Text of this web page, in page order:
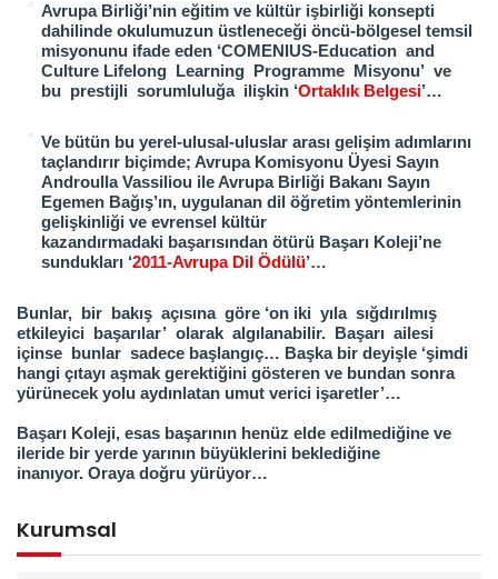
Kurumsal
Avrupa Birliği’nin eğitim ve kültür işbirliği konsepti
dahilinde okulumuzun üstleneceği öncü-bölgesel temsil
misyonunu ifade eden ‘COMENIUS-Education and
Culture Lifelong Learning Programme Misyonu’ ve
bu prestijli sorumluluğa ilişkin ‘Ortaklık Belgesi’…
Ve bütün bu yerel-ulusal-uluslar arası gelişim adımlarını
taçlandırır biçimde; Avrupa Komisyonu Üyesi Sayın
Androulla Vassiliou ile Avrupa Birliği Bakanı Sayın
Egemen Bağış’ın, uygulanan dil öğretim yöntemlerinin
gelişkinliği ve evrensel kültür
kazandırmadaki başarısından ötürü Başarı Koleji’ne
sundukları ‘2011-Avrupa Dil Ödülü’…
Bunlar, bir bakış açısına göre ‘on iki yıla sığdırılmış
etkileyici başarılar’ olarak algılanabilir. Başarı ailesi
içinse bunlar sadece başlangıç… Başka bir deyişle ‘şimdi
hangi çıtayı aşmak gerektiğini gösteren ve bundan sonra
yürünecek yolu aydınlatan umut verici işaretler’…
Başarı Koleji, esas başarının henüz elde edilmediğine ve
ileride bir yerde yarının büyüklerini beklediğine
inanıyor. Oraya doğru yürüyor…